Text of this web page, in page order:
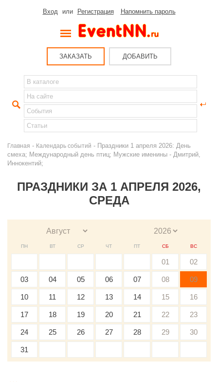
Вход или Регистрация Напомнить пароль
ЗАКАЗАТЬ ДОБАВИТЬ
Главная - Календарь событий - Праздники 1 апреля 2026: День
смеха; Международный день птиц; Мужские именины - Дмитрий,
Иннокентий;
ПРАЗДНИКИ ЗА 1 АПРЕЛЯ 2026,
СРЕДА
ПН ВТ СР ЧТ ПТ СБ ВС
01 02
03 04 05 06 07 08 09
10 11 12 13 14 15 16
17 18 19 20 21 22 23
24 25 26 27 28 29 30
31